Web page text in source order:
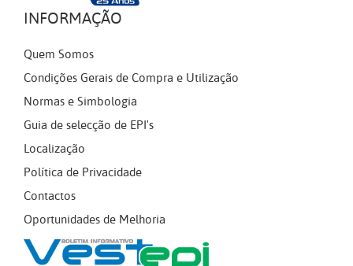
INFORMAÇÃO
Quem Somos
Condições Gerais de Compra e Utilização
Normas e Simbologia
Guia de selecção de EPI's
Localização
Política de Privacidade
Contactos
Oportunidades de Melhoria